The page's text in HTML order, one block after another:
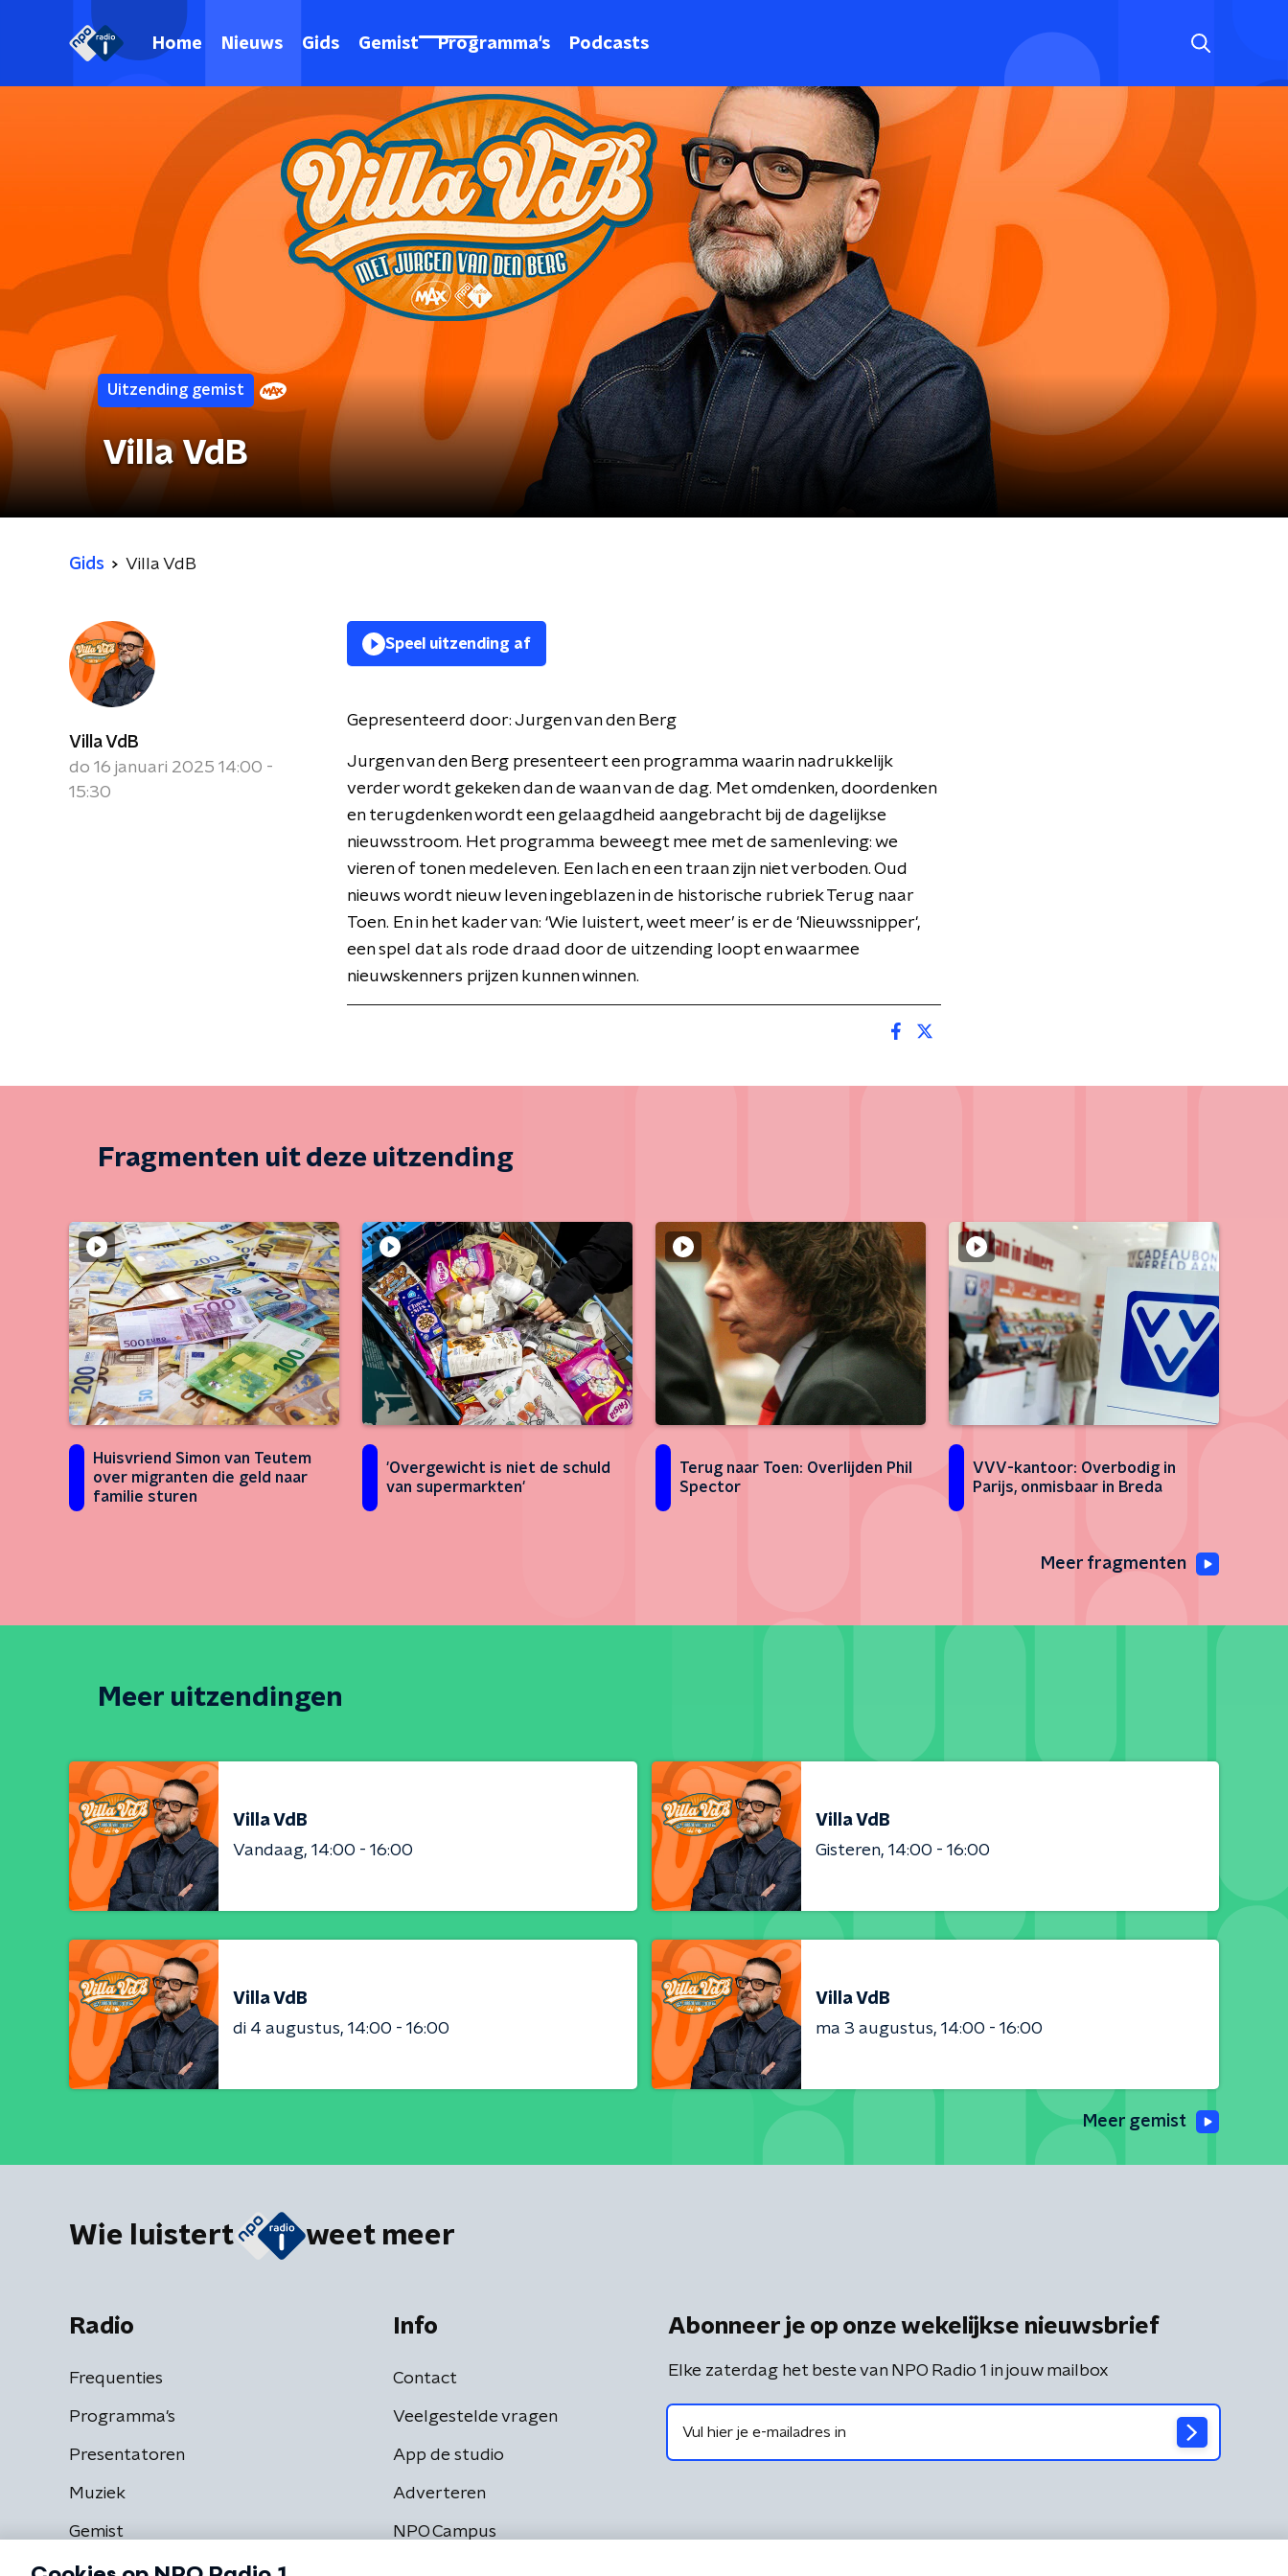
Home Nieuws Gids Gemist Programma's Podcasts
Uitzending gemist
Villa VdB
Gids Villa VdB
Villa VdB
do 16 januari 2025 14:00 -
15:30
Speel uitzending af
Gepresenteerd door: Jurgen van den Berg
Jurgen van den Berg presenteert een programma waarin nadrukkelijk
verder wordt gekeken dan de waan van de dag. Met omdenken, doordenken
en terugdenken wordt een gelaagdheid aangebracht bij de dagelijkse
nieuwsstroom. Het programma beweegt mee met de samenleving: we
vieren of tonen medeleven. Een lach en een traan zijn niet verboden. Oud
nieuws wordt nieuw leven ingeblazen in de historische rubriek Terug naar
Toen. En in het kader van: ‘Wie luistert, weet meer’ is er de 'Nieuwssnipper',
een spel dat als rode draad door de uitzending loopt en waarmee
nieuwskenners prijzen kunnen winnen.
Fragmenten uit deze uitzending
Huisvriend Simon van Teutem
over migranten die geld naar
familie sturen
'Overgewicht is niet de schuld
van supermarkten'
Terug naar Toen: Overlijden Phil
Spector
VVV-kantoor: Overbodig in
Parijs, onmisbaar in Breda
Meer fragmenten
Meer uitzendingen
Villa VdB
Vandaag 14:00 - 16:00
Villa VdB
Gisteren 14:00 - 16:00
Villa VdB
di 4 augustus 14:00 - 16:00
Villa VdB
ma 3 augustus 14:00 - 16:00
Meer gemist
Wie luistert weet meer
Radio
Frequenties
Programma's
Presentatoren
Muziek
Gemist
Info
Contact
Veelgestelde vragen
App de studio
Adverteren
NPO Campus
Abonneer je op onze wekelijkse nieuwsbrief
Elke zaterdag het beste van NPO Radio 1 in jouw mailbox